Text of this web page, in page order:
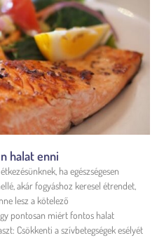
halat enni
ha egészségesen
akár fogyáshoz keresel étrendet,
lesz a kötelező
pontosan miért fontos halat
Csökkenti a szívbetegségek esélyét